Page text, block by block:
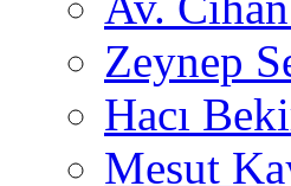
Zeynep
Hacı
Mesut